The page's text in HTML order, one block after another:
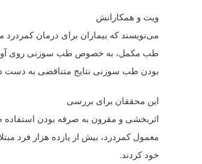
ویت و همكارانش
می‌نویسند كه بیماران برای درمان
طب مكمل، به خصوص طب سوزنی روی
بودن طب سوزنی نتایج متناقضی به دست
این محققان برای بررسی
اثربخشی و مقرون به صرفه بودن
معمول كمردرد، بیش از یازده هزار فرد
خود كردند.